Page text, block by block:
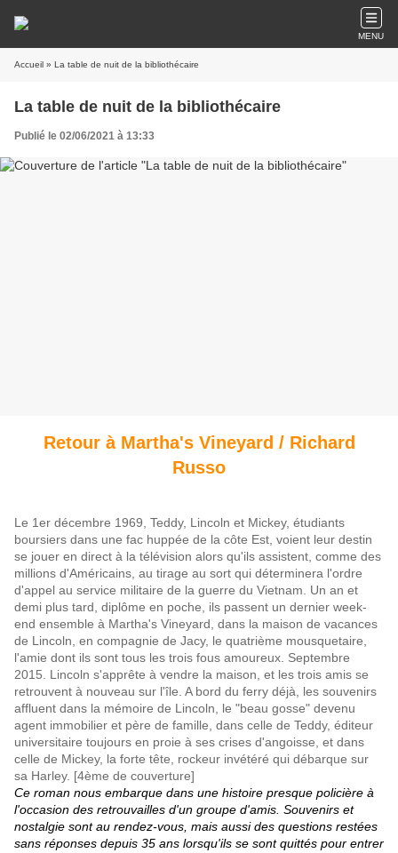
MENU
Accueil » La table de nuit de la bibliothécaire
La table de nuit de la bibliothécaire
Publié le 02/06/2021 à 13:33
Retour à Martha's Vineyard / Richard
Russo
Le 1er décembre 1969, Teddy, Lincoln et Mickey, étudiants
boursiers dans une fac huppée de la côte Est, voient leur destin
se jouer en direct à la télévision alors qu'ils assistent, comme des
millions d'Américains, au tirage au sort qui déterminera l'ordre
d'appel au service militaire de la guerre du Vietnam. Un an et
demi plus tard, diplôme en poche, ils passent un dernier week-
end ensemble à Martha's Vineyard, dans la maison de vacances
de Lincoln, en compagnie de Jacy, le quatrième mousquetaire,
l'amie dont ils sont tous les trois fous amoureux. Septembre
2015. Lincoln s'apprête à vendre la maison, et les trois amis se
retrouvent à nouveau sur l'île. A bord du ferry déjà, les souvenirs
affluent dans la mémoire de Lincoln, le "beau gosse" devenu
agent immobilier et père de famille, dans celle de Teddy, éditeur
universitaire toujours en proie à ses crises d'angoisse, et dans
celle de Mickey, la forte tête, rockeur invétéré qui débarque sur
sa Harley. [4ème de couverture]
Ce roman nous embarque dans une histoire presque policière à
l'occasion des retrouvailles d'un groupe d'amis. Souvenirs et
nostalgie sont au rendez-vous, mais aussi des questions restées
sans réponses depuis 35 ans lorsqu'ils se sont quittés pour entrer